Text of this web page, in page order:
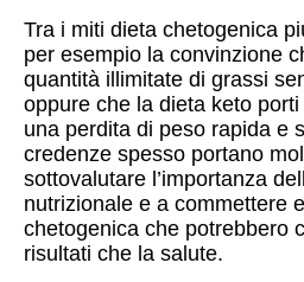
Tra i miti dieta chetogenica
per esempio la convinzione
quantità illimitate di grassi
oppure che la dieta keto
una perdita di peso rapida e
credenze spesso portano
sottovalutare l’importanza
nutrizionale e a commettere
chetogenica che potrebbero
risultati che la salute.